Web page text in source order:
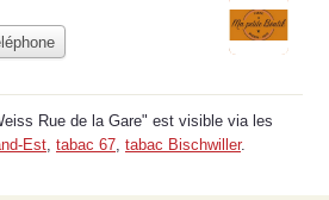
Rue de la Gare" est visible via les
Est tabac 67 tabac Bischwiller.